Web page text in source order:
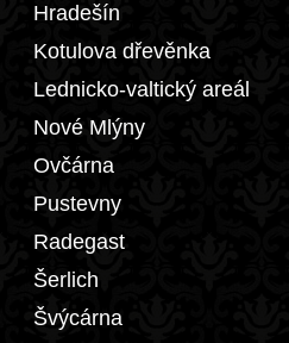
Hradešín
Kotulova dřevěnka
Lednicko-valtický areál
Nové Mlýny
Ovčárna
Pustevny
Radegast
Šerlich
Švýcárna